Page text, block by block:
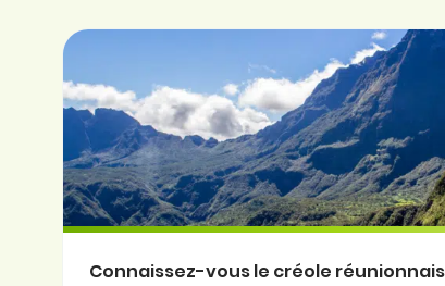
Connaissez-vous le créole